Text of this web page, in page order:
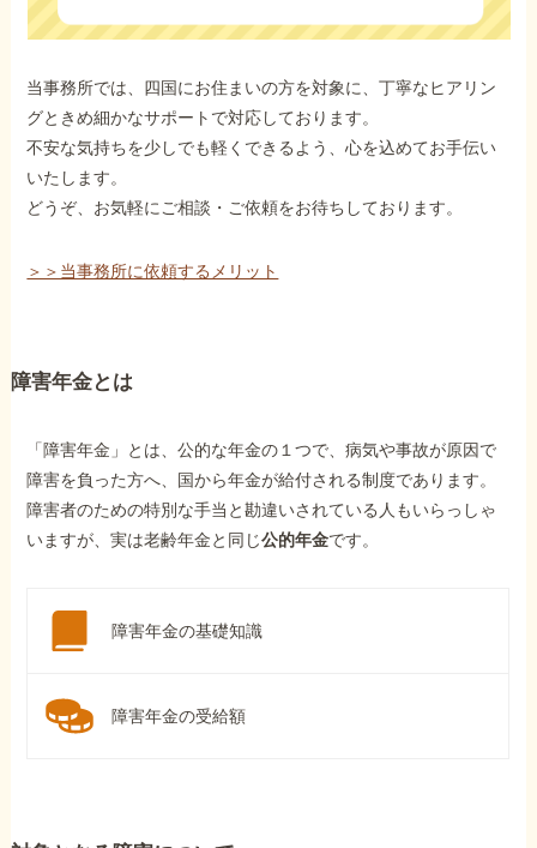
当事務所では、四国にお住まいの方を対象に、丁寧なヒアリン
グときめ細かなサポートで対応しております。
不安な気持ちを少しでも軽くできるよう、心を込めてお手伝い
いたします。
どうぞ、お気軽にご相談・ご依頼をお待ちしております。
＞＞当事務所に依頼するメリット
障害年金とは
「障害年金」とは、公的な年金の１つで、病気や事故が原因で
障害を負った方へ、国から年金が給付される制度であります。
障害者のための特別な手当と勘違いされている人もいらっしゃ
いますが、実は老齢年金と同じ公的年金です。
障害年金の基礎知識
障害年金の受給額